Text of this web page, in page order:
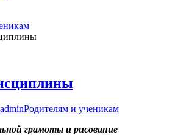
adminРодителям и ученикам
грамоты и рисование